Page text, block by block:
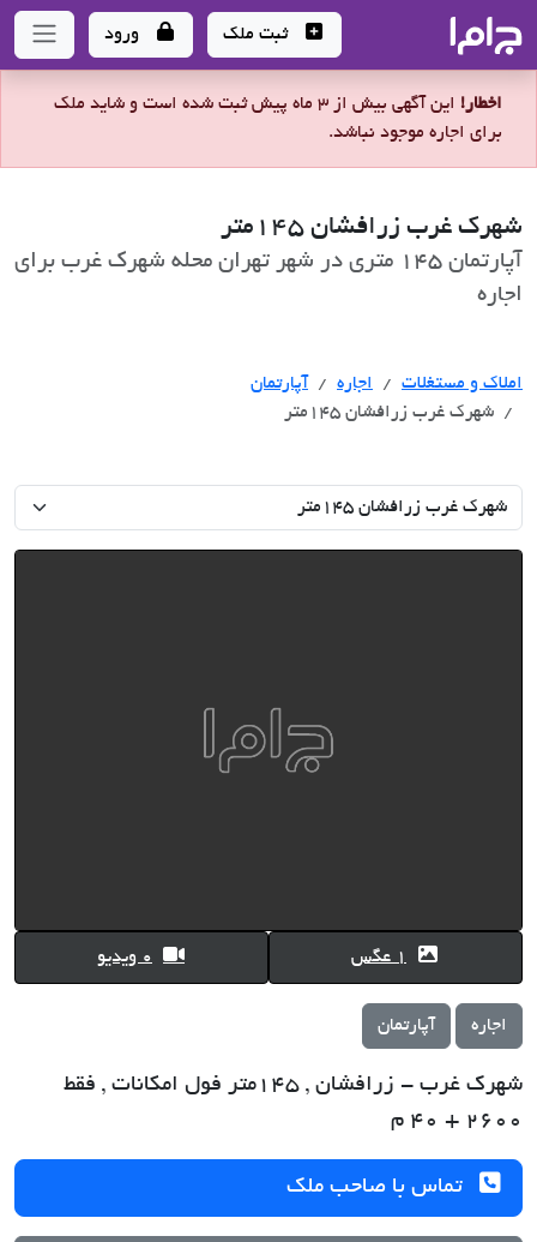
- سامانه جامع املاک و مشاورین املاک
ثبت ملک ورود
اخطار!
این آگهی بیش از 3 ماه پیش ثبت شده است و شاید ملک
برای اجاره موجود نباشد.
شهرک غرب زرافشان 145متر
آپارتمان 145 متری در شهر تهران محله شهرک غرب برای
اجاره
املاک و مستغلات اجاره اجاره
آپارتمان
شهرک غرب زرافشان 145متر
1 عگس 0 ویدیو
اجاره آپارتمان
شهرک غرب - زرافشان , 145متر فول امکانات , فقط
2600 + 40 م
تماس با صاحب ملک